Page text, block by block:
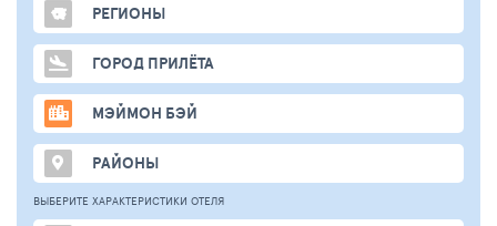
РЕГИОНЫ
ГОРОД ПРИЛЁТА
МЭЙМОН БЭЙ
РАЙОНЫ
ВЫБЕРИТЕ ХАРАКТЕРИСТИКИ ОТЕЛЯ